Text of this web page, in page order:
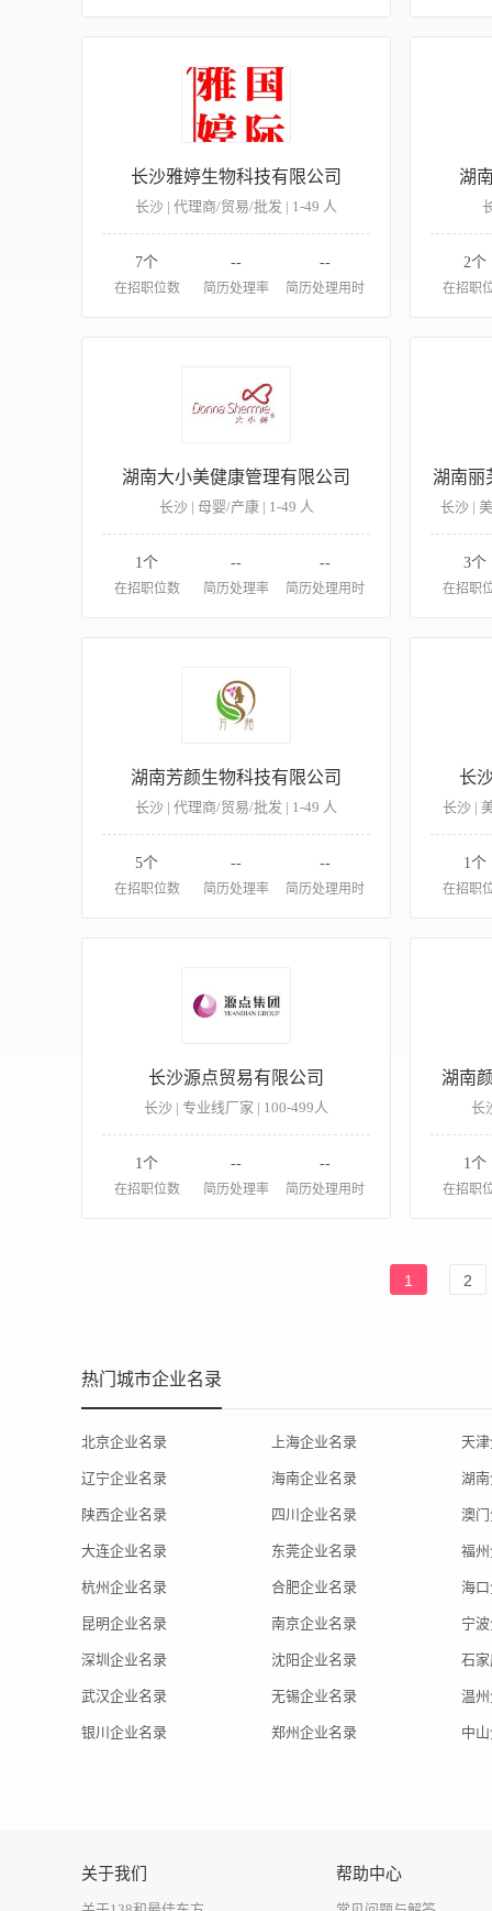
长沙雅婷生物科技有限公司
长沙 | 代理商/贸易/批发 | 1-49 人
7个
在招职位数
--
简历处理率
--
简历处理用时
湖
2个
在招职
湖南大小美健康管理有限公司
长沙 | 母婴/产康 | 1-49 人
1个
在招职位数
--
简历处理率
--
简历处理用时
湖南丽
长沙 |
3个
在招职
湖南芳颜生物科技有限公司
长沙 | 代理商/贸易/批发 | 1-49 人
5个
在招职位数
--
简历处理率
--
简历处理用时
长
长沙 |
1个
在招职
长沙源点贸易有限公司
长沙 | 专业线厂家 | 100-499人
1个
在招职位数
--
简历处理率
--
简历处理用时
湖南
长
1个
在招职
1 2
热门城市企业名录
北京企业名录 上海企业名录 天
辽宁企业名录 海南企业名录 湖
陕西企业名录 四川企业名录 澳
大连企业名录 东莞企业名录 福
杭州企业名录 合肥企业名录 海
昆明企业名录 南京企业名录 宁
深圳企业名录 沈阳企业名录 石
武汉企业名录 无锡企业名录 温
银川企业名录 郑州企业名录 中
关于我们 帮助中心